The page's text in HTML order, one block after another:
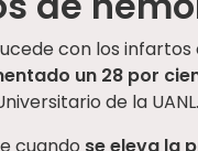
con los
un 28 por
de la UANL.
cuando se eleva la